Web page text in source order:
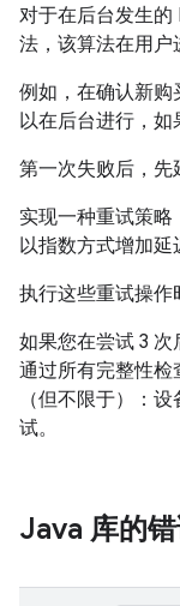
对于在后台发生
法，该算法在用户
例如，在确认新
以在后台进行，如
第一次失败后，先
实现一种重试策
以指数方式增加延
执行这些重试操作
如果您在尝试 3
通过所有完整性
（但不限于）：
试。
Java 库的